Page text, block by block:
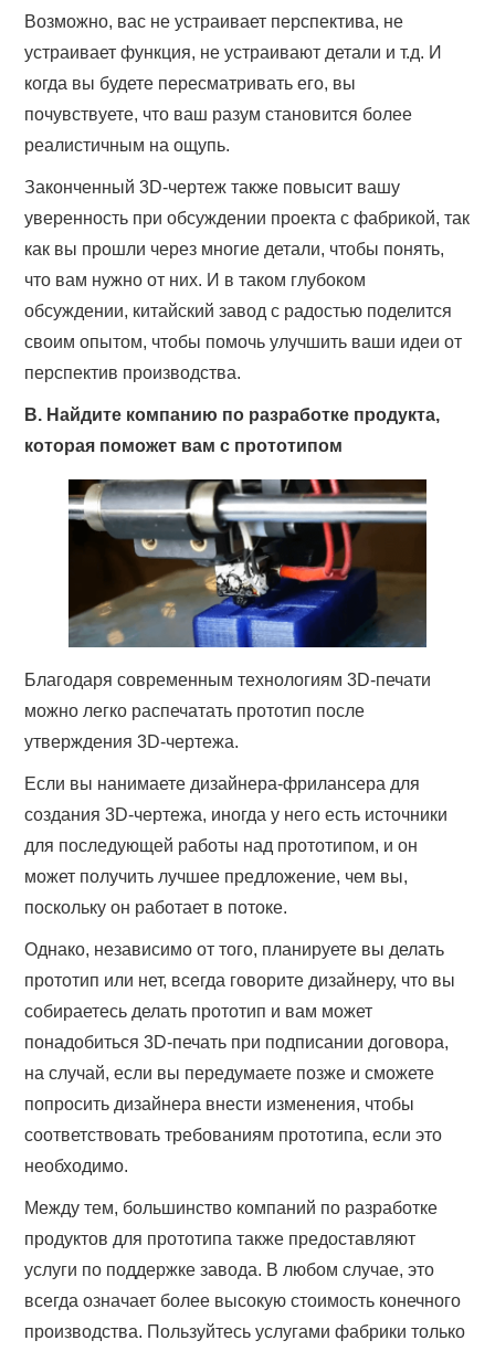
Возможно, вас не устраивает перспектива, не
устраивает функция, не устраивают детали и т.д. И
когда вы будете пересматривать его, вы
почувствуете, что ваш разум становится более
реалистичным на ощупь.
Законченный 3D-чертеж также повысит вашу
уверенность при обсуждении проекта с фабрикой, так
как вы прошли через многие детали, чтобы понять,
что вам нужно от них. И в таком глубоком
обсуждении, китайский завод с радостью поделится
своим опытом, чтобы помочь улучшить ваши идеи от
перспектив производства.
B. Найдите компанию по разработке продукта,
которая поможет вам с прототипом
Благодаря современным технологиям 3D-печати
можно легко распечатать прототип после
утверждения 3D-чертежа.
Если вы нанимаете дизайнера-фрилансера для
создания 3D-чертежа, иногда у него есть источники
для последующей работы над прототипом, и он
может получить лучшее предложение, чем вы,
поскольку он работает в потоке.
Однако, независимо от того, планируете вы делать
прототип или нет, всегда говорите дизайнеру, что вы
собираетесь делать прототип и вам может
понадобиться 3D-печать при подписании договора,
на случай, если вы передумаете позже и сможете
попросить дизайнера внести изменения, чтобы
соответствовать требованиям прототипа, если это
необходимо.
Между тем, большинство компаний по разработке
продуктов для прототипа также предоставляют
услуги по поддержке завода. В любом случае, это
всегда означает более высокую стоимость конечного
производства. Пользуйтесь услугами фабрики только